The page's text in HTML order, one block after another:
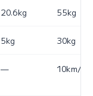
20.6kg 55kg
5kg 30kg
— 10km/h